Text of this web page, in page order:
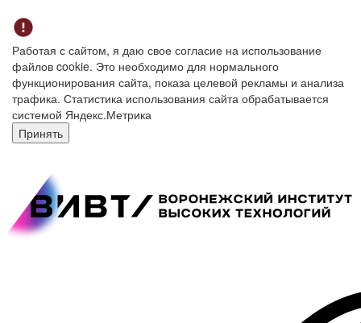
Работая с сайтом, я даю свое согласие на использование
файлов cookie. Это необходимо для нормального
функционирования сайта, показа целевой рекламы и анализа
трафика. Статистика использования сайта обрабатывается
системой Яндекс.Метрика
Принять